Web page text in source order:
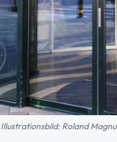
Illustrationsbild: Roland